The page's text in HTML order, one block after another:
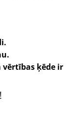
ķēde ir